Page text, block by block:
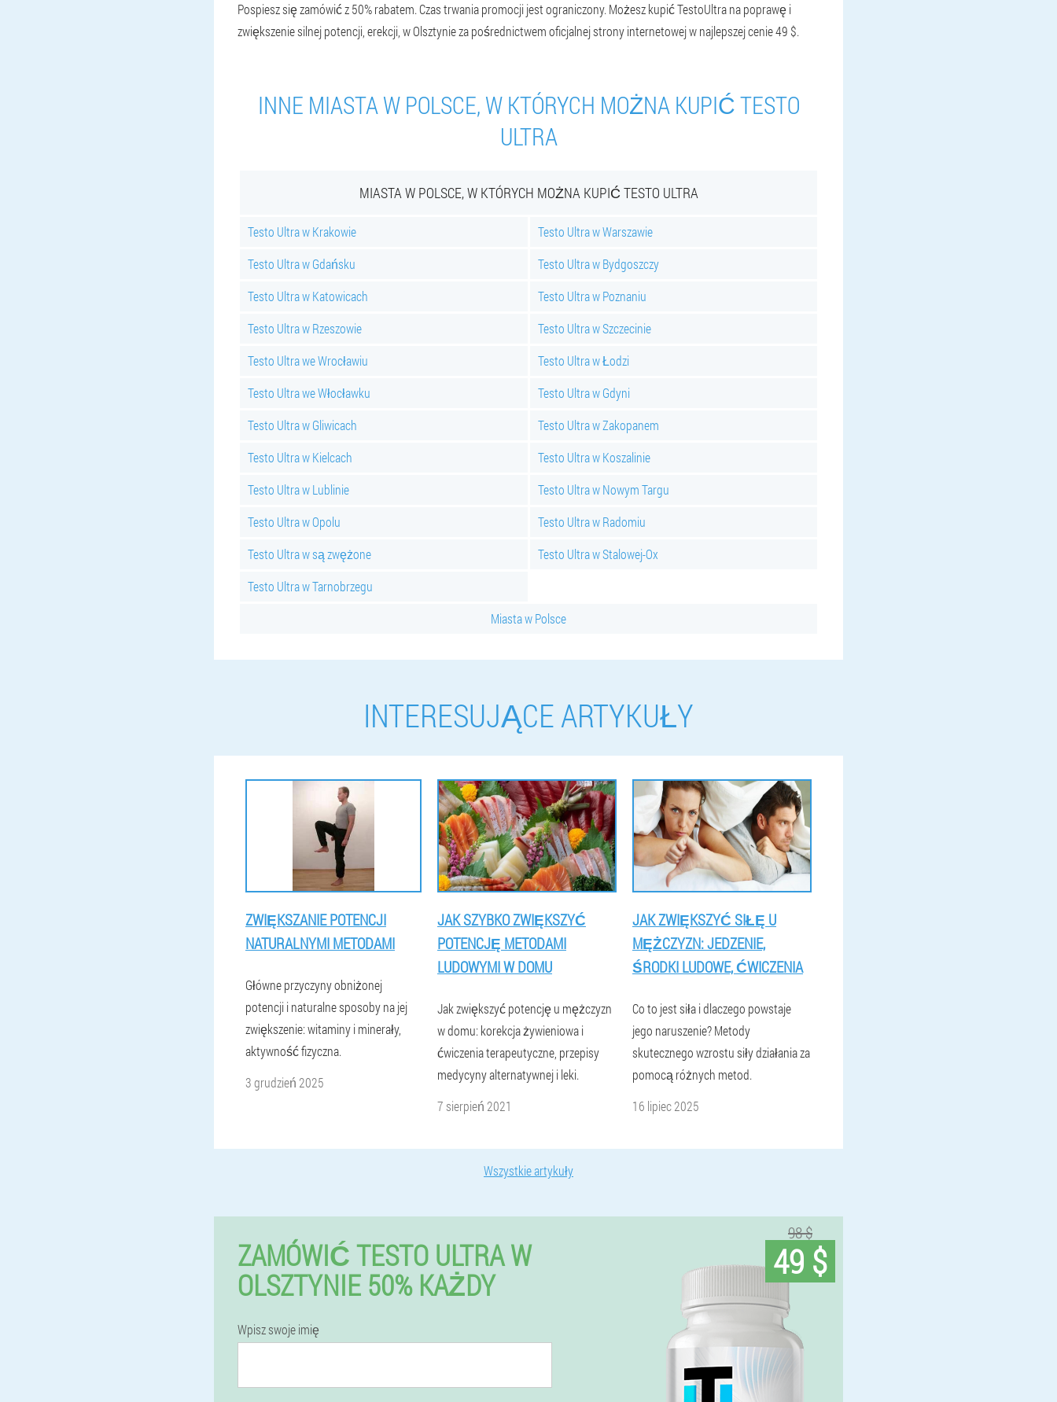
Pospiesz się zamówić z 50% rabatem. Czas trwania promocji jest ograniczony. Możesz kupić TestoUltra na poprawę i
zwiększenie silnej potencji, erekcji, w Olsztynie za pośrednictwem oficjalnej strony internetowej w najlepszej cenie 49 $.
INNE MIASTA W POLSCE, W KTÓRYCH MOŻNA KUPIĆ TESTO
ULTRA
MIASTA W POLSCE, W KTÓRYCH MOŻNA KUPIĆ TESTO ULTRA
Testo Ultra w Krakowie
Testo Ultra w Warszawie
Testo Ultra w Gdańsku
Testo Ultra w Bydgoszczy
Testo Ultra w Katowicach
Testo Ultra w Poznaniu
Testo Ultra w Rzeszowie
Testo Ultra w Szczecinie
Testo Ultra we Wrocławiu
Testo Ultra w Łodzi
Testo Ultra we Włocławku
Testo Ultra w Gdyni
Testo Ultra w Gliwicach
Testo Ultra w Zakopanem
Testo Ultra w Kielcach
Testo Ultra w Koszalinie
Testo Ultra w Lublinie
Testo Ultra w Nowym Targu
Testo Ultra w Opolu
Testo Ultra w Radomiu
Testo Ultra w są zwężone
Testo Ultra w Stalowej-Ox
Testo Ultra w Tarnobrzegu
Miasta w Polsce
INTERESUJĄCE ARTYKUŁY
ZWIĘKSZANIE POTENCJI
NATURALNYMI METODAMI
Główne przyczyny obniżonej
potencji i naturalne sposoby na jej
zwiększenie: witaminy i minerały,
aktywność fizyczna.
3 grudzień 2025
JAK SZYBKO ZWIĘKSZYĆ
POTENCJĘ METODAMI
LUDOWYMI W DOMU
Jak zwiększyć potencję u mężczyzn
w domu: korekcja żywieniowa i
ćwiczenia terapeutyczne, przepisy
medycyny alternatywnej i leki.
7 sierpień 2021
JAK ZWIĘKSZYĆ SIŁĘ U
MĘŻCZYZN: JEDZENIE,
ŚRODKI LUDOWE, ĆWICZENIA
Co to jest siła i dlaczego powstaje
jego naruszenie? Metody
skutecznego wzrostu siły działania za
pomocą różnych metod.
16 lipiec 2025
Wszystkie artykuły
ZAMÓWIĆ TESTO ULTRA W
OLSZTYNIE 50% KAŻDY
Wpisz swoje imię
98 $
49 $